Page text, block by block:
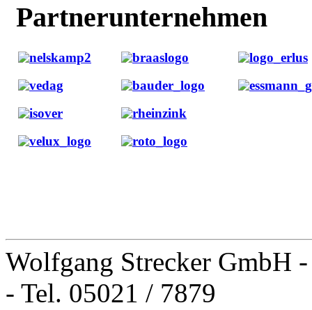
Partnerunternehmen
Wolfgang Strecker GmbH
- Tel. 05021 / 7879